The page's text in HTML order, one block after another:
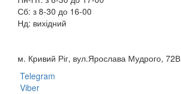
Сб: з 8-30 до 16-00
Нд: вихідний
м. Кривий Ріг, вул.Ярослава Мудрого, 72В
Telegram
Viber